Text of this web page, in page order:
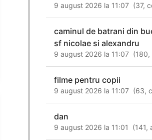
9 august 2026 la 11:07 (37,
caminul de batrani din
sf nicolae si alexandru
9 august 2026 la 11:07 (180,
filme pentru copii
9 august 2026 la 11:07 (63,
dan
9 august 2026 la 11:01 (141,